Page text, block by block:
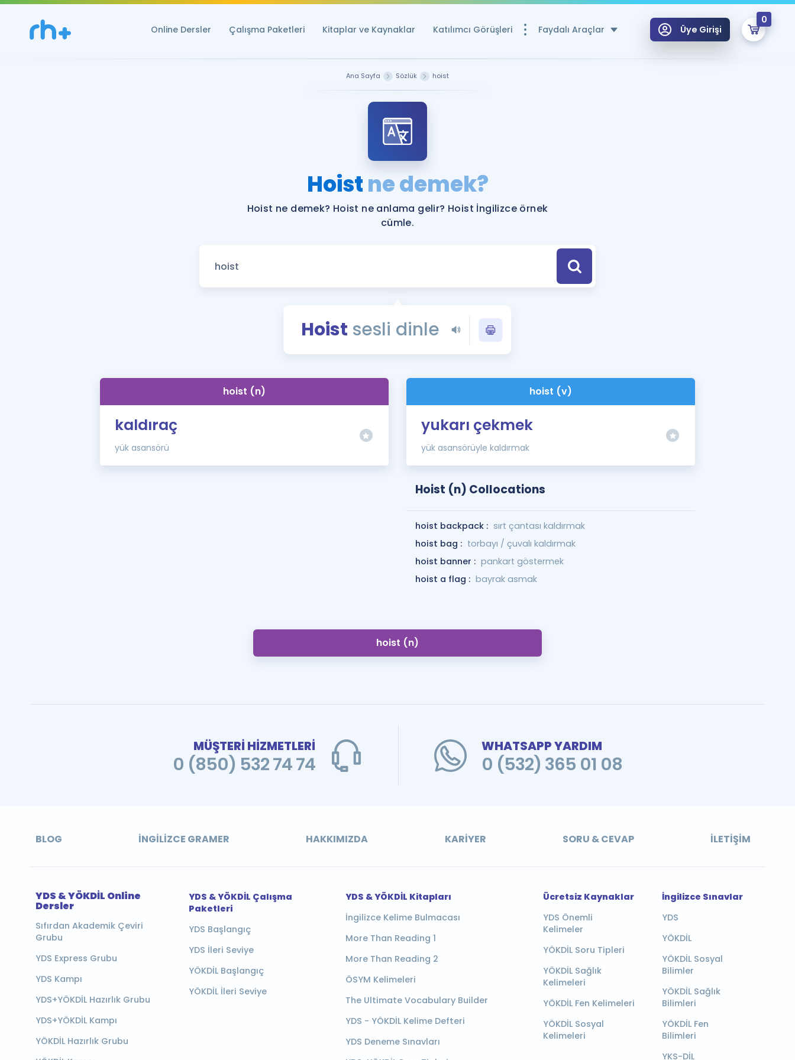
Online Dersler Çalışma Paketleri Kitaplar ve Kaynaklar Katılımcı Görüşleri Faydalı Araçlar
YDS ve YÖKDİL Puan Hesaplama Aracı
Rehberlik Aracı
YDS ve YÖKDİL'e Hazırlananlar için Öneriler
Tüm ÖSYM Sınavları Tek Takvimde
YDS - YÖKDİL Tüm Sınavlarla İlgili Haberler
İngilizce Gramer
Üye Girişi
0
Ana Sayfa Sözlük hoist
Hoistne demek?
Hoist ne demek? Hoist ne anlama gelir? Hoist İngilizce örnek
cümle.
Hoist sesli dinle
hoist (n)
kaldıraç
yük asansörü
hoist (v)
yukarı çekmek
yük asansörüyle kaldırmak
Hoist (n) Collocations
hoist backpack : sırt çantası kaldırmak
hoist bag : torbayı / çuvalı kaldırmak
hoist banner : pankart göstermek
hoist a flag : bayrak asmak
hoist (n)
MÜŞTERİ HİZMETLERİ
0 (850) 532 74 74
WHATSAPP YARDIM
0 (532) 365 01 08
BLOG İNGILIZCE GRAMER HAKKIMIZDA KARIYER SORU & CEVAP İLETIŞIM
YDS & YÖKDİL Online
Dersler
Sıfırdan Akademik Çeviri
Grubu
YDS Express Grubu
YDS Kampı
YDS+YÖKDİL Hazırlık Grubu
YDS+YÖKDİL Kampı
YÖKDİL Hazırlık Grubu
YDS & YÖKDİL Çalışma
Paketleri
YDS Başlangıç
YDS İleri Seviye
YÖKDİL Başlangıç
YÖKDİL İleri Seviye
YDS & YÖKDİL Kitapları
İngilizce Kelime Bulmacası
More Than Reading 1
More Than Reading 2
ÖSYM Kelimeleri
The Ultimate Vocabulary Builder
YDS - YÖKDİL Kelime Defteri
YDS Deneme Sınavları
Ücretsiz Kaynaklar
YDS Önemli
Kelimeler
YÖKDİL Soru Tipleri
YÖKDİL Sağlık
Kelimeleri
YÖKDİL Fen Kelimeleri
YÖKDİL Sosyal
Kelimeleri
İngilizce Sınavlar
YDS
YÖKDİL
YÖKDİL Sosyal
Bilimler
YÖKDİL Sağlık
Bilimleri
YÖKDİL Fen
Bilimleri
YKS-DİL